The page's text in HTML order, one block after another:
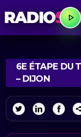
RADIO
6E ÉTAPE DU
– DIJON